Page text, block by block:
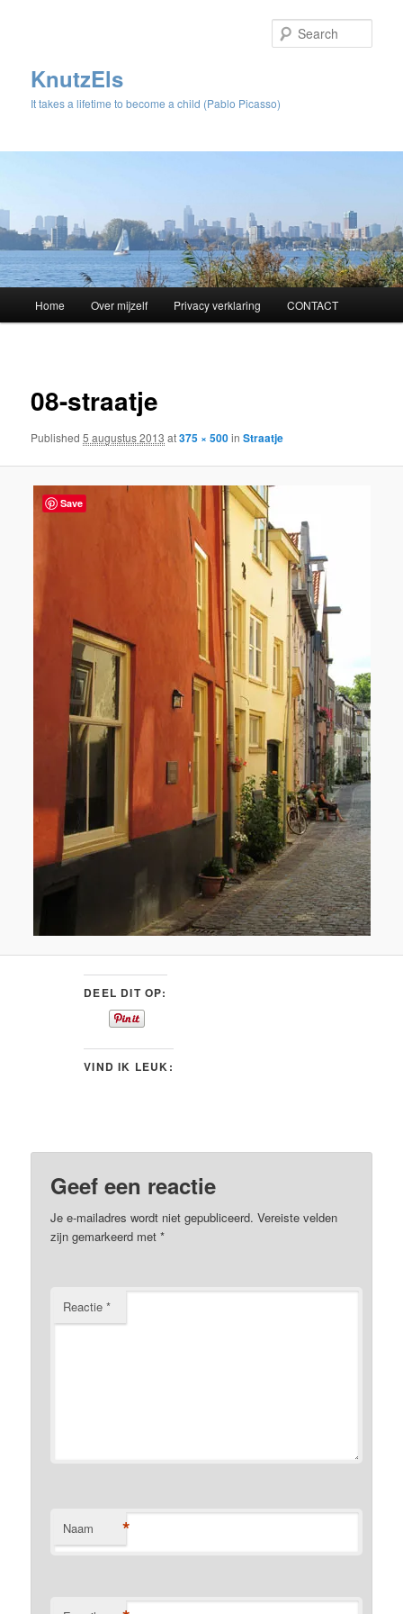
KnutzEls
It takes a lifetime to become a child (Pablo Picasso)
Skip
Home Over mijzelf Privacy verklaring CONTACT
08-straatje
Published5 augustus 2013 at375 × 500inStraatje
DEEL DIT OP:
VIND IK LEUK:
Geef een reactie
Je e-mailadres wordt niet gepubliceerd. Vereiste velden
zijn gemarkeerd met*
Reactie*
Naam *
Save